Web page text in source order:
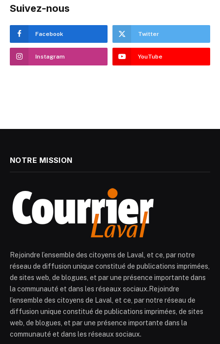
Suivez-nous
Facebook Twitter
Instagram YouTube
NOTRE MISSION
Rejoindre l’ensemble des citoyens de Laval, et ce, par notre
réseau de diffusion unique constitué de publications imprimées,
de sites web, de blogues, et par une présence importante dans
la communauté et dans les réseaux sociaux.Rejoindre
l’ensemble des citoyens de Laval, et ce, par notre réseau de
diffusion unique constitué de publications imprimées, de sites
web, de blogues, et par une présence importante dans la
communauté et dans les réseaux sociaux.